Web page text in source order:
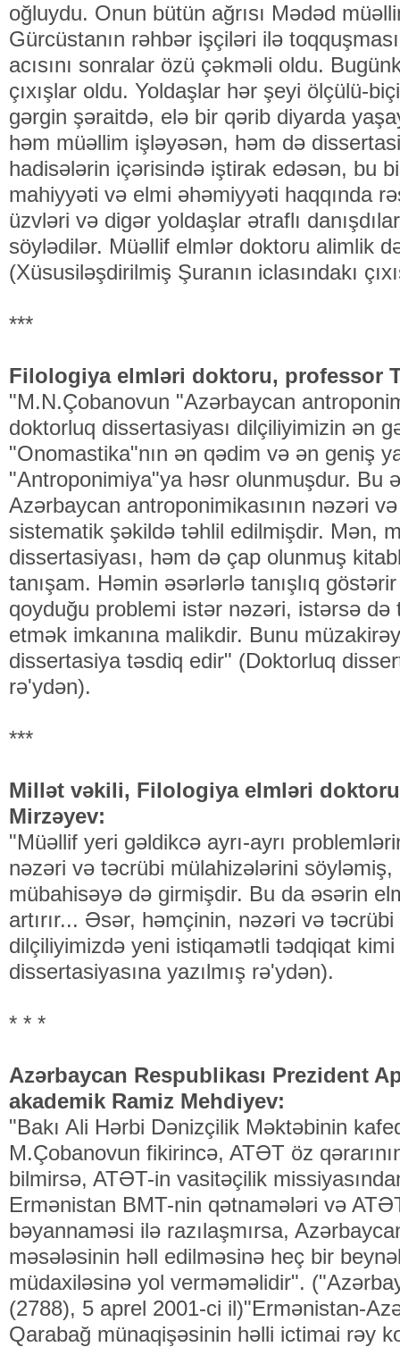
oğluydu. Onun bütün ağrısı Mədəd
Gürcüstanın rəhbər işçiləri ilə
acısını sonralar özü çəkməli oldu.
çıxışlar oldu. Yoldaşlar hər şeyi ölçülü-
gərgin şəraitdə, elə bir qərib diyarda
həm müəllim işləyəsən, həm də
hadisələrin içərisində iştirak edəsən, bu
mahiyyəti və elmi əhəmiyyəti haqqında
üzvləri və digər yoldaşlar ətraflı
söylədilər. Müəllif elmlər doktoru alimlik
(Xüsusiləşdirilmiş Şuranın iclasındakı
***
Filologiya elmləri doktoru, professor
"M.N.Çobanovun "Azərbaycan
doktorluq dissertasiyası dilçiliyimizin ən
"Onomastika"nın ən qədim və ən geniş
"Antroponimiya"ya həsr olunmuşdur. Bu
Azərbaycan antroponimikasının nəzəri
sistematik şəkildə təhlil edilmişdir. Mən,
dissertasiyası, həm də çap olunmuş
tanışam. Həmin əsərlərlə tanışlıq
qoyduğu problemi istər nəzəri, istərsə də
etmək imkanına malikdir. Bunu
dissertasiya təsdiq edir" (Doktorluq
rə'ydən).
***
Millət vəkili, Filologiya elmləri
Mirzəyev:
"Müəllif yeri gəldikcə ayrı-ayrı
nəzəri və təcrübi mülahizələrini söyləmiş,
mübahisəyə də girmişdir. Bu da əsərin
artırır... Əsər, həmçinin, nəzəri və
dilçiliyimizdə yeni istiqamətli tədqiqat
dissertasiyasına yazılmış rə'ydən).
* * *
Azərbaycan Respublikası Prezident
akademik Ramiz Mehdiyev:
"Bakı Ali Hərbi Dənizçilik Məktəbinin
M.Çobanovun fikirincə, ATƏT öz
bilmirsə, ATƏT-in vasitəçilik
Ermənistan BMT-nin qətnamələri və
bəyannaməsi ilə razılaşmırsa,
məsələsinin həll edilməsinə heç bir
müdaxiləsinə yol verməməlidir".
(2788), 5 aprel 2001-ci il)"Ermənistan-
Qarabağ münaqişəsinin həlli ictimai rəy